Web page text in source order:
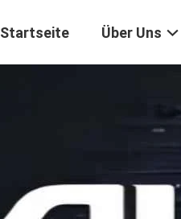
Startseite Über Uns